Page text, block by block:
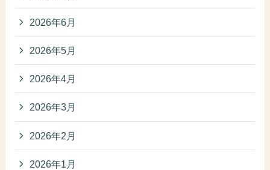
2026年6月
2026年5月
2026年4月
2026年3月
2026年2月
2026年1月